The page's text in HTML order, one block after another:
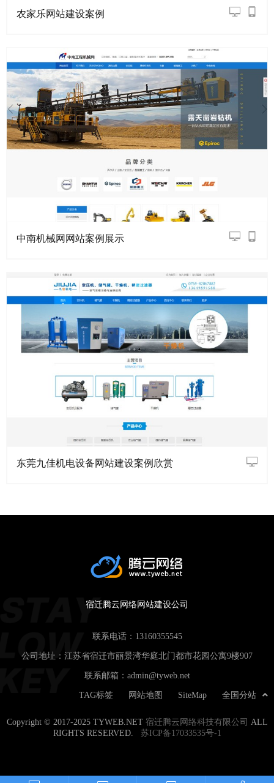
农家乐网站建设案例
中南机械网网站案例展示
东莞九佳机电设备网站建设案例欣赏
宿迁腾云网络网站建设公司
联系电话： 13160355545
公司地址：江苏省宿迁市丽景湾华庭北门都市花园公寓9楼907
联系邮箱： admin@tyweb.net
全国分站
SiteMap
网站地图
TAG标签
Copyright © 2017-2025 TYWEB.NET 宿迁腾云网络科技有限公司
ALL
RIGHTS RESERVED. 苏ICP备17033535号-1